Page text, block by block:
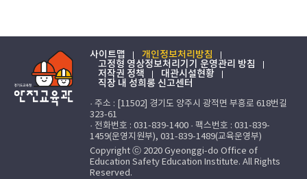
사이트맵
개인정보처리방침
고정형 영상정보처리기기 운영관리 방침
저작권 정책
대관시설현황
직장 내 성희롱 신고센터
· 주소 : [11502] 경기도 양주시 광적면 부흥로 618번길
323-61
· 전화번호 : 031-839-1400 · 팩스번호 : 031-839-
1459(운영지원부), 031-839-1489(교육운영부)
Copyright ⓒ 2020 Gyeonggi-do Office of
Education Safety Education Institute. All Rights
Reserved.